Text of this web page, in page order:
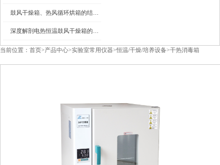
鼓风干燥箱、热风循环烘箱的结构图及工作原理
深度解剖电热恒温鼓风干燥箱的内部结构
当前位置： 首页>产品中心>实验室常用仪器>恒温/干燥/培养设备>干热消毒箱